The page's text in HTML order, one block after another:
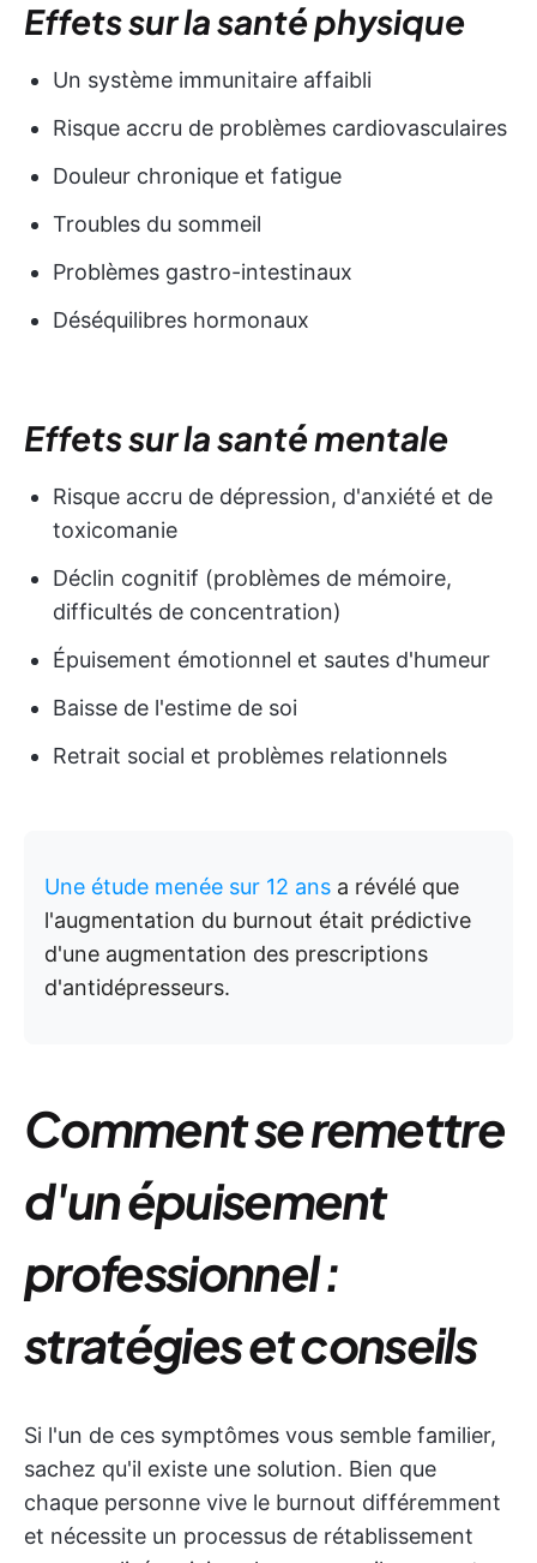
Effets sur la santé physique
Un système immunitaire affaibli
Risque accru de problèmes cardiovasculaires
Douleur chronique et fatigue
Troubles du sommeil
Problèmes gastro-intestinaux
Déséquilibres hormonaux
Effets sur la santé mentale
Risque accru de dépression, d'anxiété et de
toxicomanie
Déclin cognitif (problèmes de mémoire,
difficultés de concentration)
Épuisement émotionnel et sautes d'humeur
Baisse de l'estime de soi
Retrait social et problèmes relationnels
Une étude menée sur 12 ans a révélé que
l'augmentation du burnout était prédictive
d'une augmentation des prescriptions
d'antidépresseurs.
Comment se remettre
d'un épuisement
professionnel :
stratégies et conseils
Si l'un de ces symptômes vous semble familier,
sachez qu'il existe une solution. Bien que
chaque personne vive le burnout différemment
et nécessite un processus de rétablissement